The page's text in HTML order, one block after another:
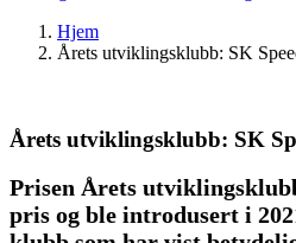
Hjem
Årets utviklingsklubb: SK
Årets utviklingsklubb: SK
Prisen Årets
pris og ble introdusert i